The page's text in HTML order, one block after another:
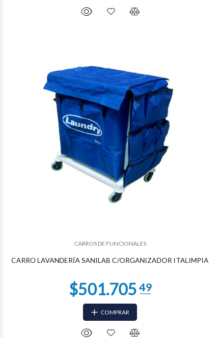
CARROS DE FUNCIONALES
CARRO LAVANDERÍA SANILAB C/ORGANIZADOR ITALIMPIA
COMPRAR
$265.342
78